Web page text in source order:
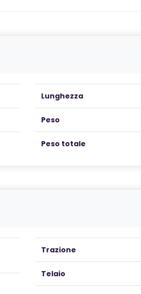
Lunghezza
Peso
Peso totale
Trazione
Telaio